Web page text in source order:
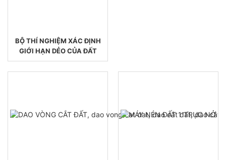
BỘ THÍ NGHIỆM XÁC ĐỊNH
GIỚI HẠN DẺO CỦA ĐẤT